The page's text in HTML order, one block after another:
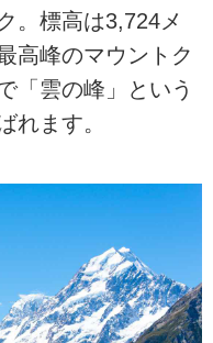
。標高は3,724メ
高峰のマウントク
「雲の峰」という
れます。